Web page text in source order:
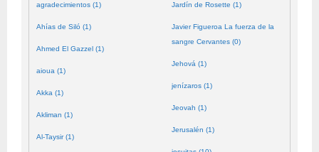
agradecimientos (1)
Ahías de Siló (1)
Ahmed El Gazzel (1)
aioua (1)
Akka (1)
Akliman (1)
Al-Taysir (1)
Jardín de Rosette (1)
Javier Figueroa La fuerza de la
sangre Cervantes (0)
Jehová (1)
jenízaros (1)
Jeovah (1)
Jerusalén (1)